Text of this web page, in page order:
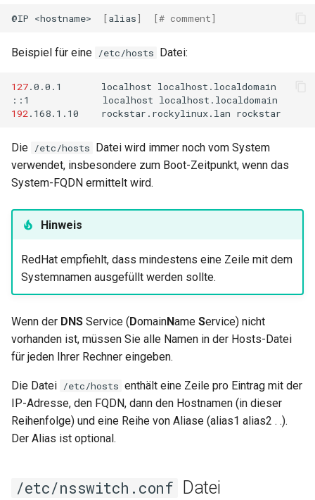
@IP <hostname> [alias] [# comment]
Beispiel für eine /etc/hosts Datei:
127.0.0.1 localhost localhost.localdomain
::1
localhost
192.168.1.10 rockstar.rockylinux.lan
Die /etc/hosts
Datei wird immer noch vom System
verwendet, insbesondere zum Boot-Zeitpunkt, wenn das
System-FQDN ermittelt wird.
Hinweis
RedHat empfiehlt, dass mindestens eine Zeile mit dem
Systemnamen ausgefüllt werden sollte.
Wenn der DNS Service ( DomainName Service) nicht
vorhanden ist, müssen Sie alle Namen in der Hosts-Datei
für jeden Ihrer Rechner eingeben.
Die Datei /etc/hosts enthält eine Zeile pro Eintrag mit der
IP-Adresse, den FQDN, dann den Hostnamen (in dieser
Reihenfolge) und eine Reihe von Aliase (alias1 alias2 . .).
Der Alias ist optional.
/etc/nsswitch.conf Datei